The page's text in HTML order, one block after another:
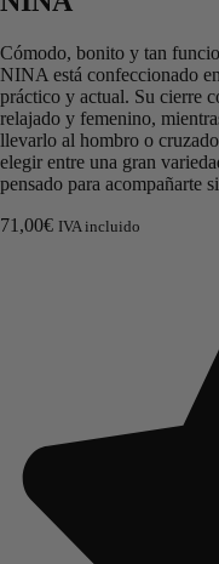
Cómodo, bonito y tan
NINA está confeccionado
práctico y actual. Su cierre
relajado y femenino,
llevarlo al hombro o
elegir entre una gran
pensado para acompañarte
71,00€ IVA incluido